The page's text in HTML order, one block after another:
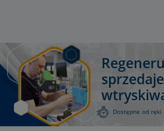
Dostępne od ręki